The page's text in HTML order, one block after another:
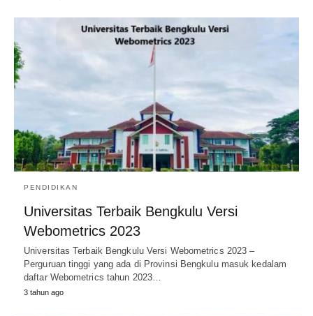
PENDIDIKAN
Universitas Terbaik Bengkulu Versi
Webometrics 2023
Universitas Terbaik Bengkulu Versi Webometrics 2023 –
Perguruan tinggi yang ada di Provinsi Bengkulu masuk kedalam
daftar Webometrics tahun 2023…
3 tahun ago